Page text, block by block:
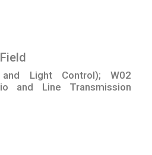
Light Control); W02
and Line Transmission